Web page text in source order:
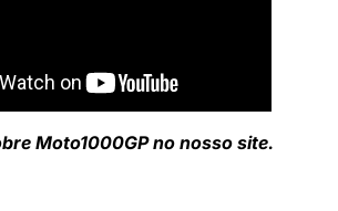
Moto1000GP no nosso site.